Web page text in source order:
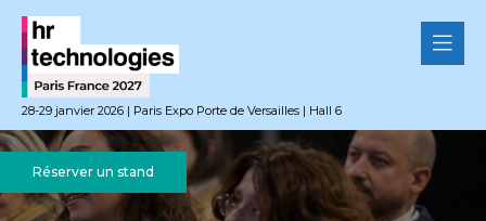
28-29 janvier 2026 | Paris Expo Porte de Versailles | Hall 6
Réserver un stand